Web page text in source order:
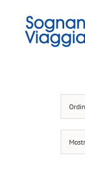
contenuto